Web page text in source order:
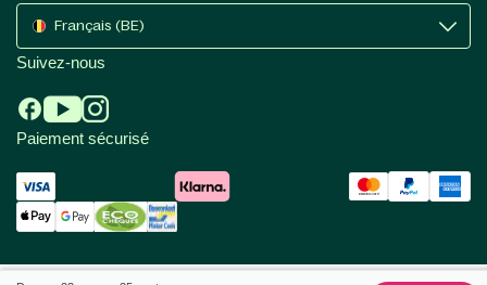
Français (BE)
Suivez-nous
Paiement sécurisé